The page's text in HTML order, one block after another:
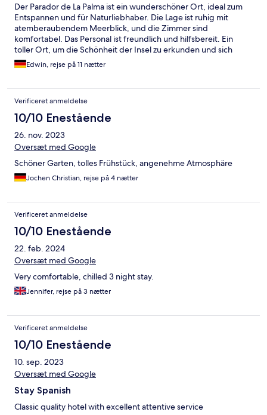
Der Parador de La Palma ist ein wunderschöner Ort, ideal zum
Entspannen und für Naturliebhaber. Die Lage ist ruhig mit
atemberaubendem Meerblick, und die Zimmer sind
komfortabel. Das Personal ist freundlich und hilfsbereit. Ein
toller Ort, um die Schönheit der Insel zu erkunden und sich
wohlzufühlen.
Edwin, rejse på 11 nætter
Verificeret anmeldelse
10/10 Enestående
26. nov. 2023
Oversæt med Google
Schöner Garten, tolles Frühstück, angenehme Atmosphäre
Jochen Christian, rejse på 4 nætter
Verificeret anmeldelse
10/10 Enestående
22. feb. 2024
Oversæt med Google
Very comfortable, chilled 3 night stay.
Jennifer, rejse på 3 nætter
Verificeret anmeldelse
10/10 Enestående
10. sep. 2023
Oversæt med Google
Stay Spanish
Classic quality hotel with excellent attentive service